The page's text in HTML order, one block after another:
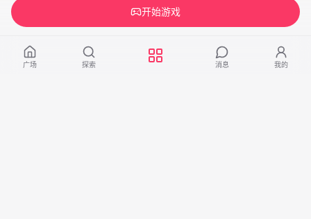
开始游戏
广场 探索 消息 我的